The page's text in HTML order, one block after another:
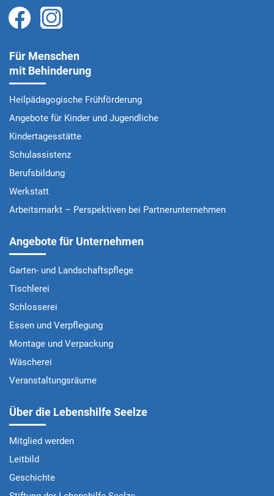
Für Menschen
mit Behinderung
Heilpädagogische Frühförderung
Angebote für Kinder und Jugendliche
Kindertagesstätte
Schulassistenz
Berufsbildung
Werkstatt
Arbeitsmarkt – Perspektiven bei Partnerunternehmen
Angebote für Unternehmen
Garten- und Landschaftspflege
Tischlerei
Schlosserei
Essen und Verpflegung
Montage und Verpackung
Wäscherei
Veranstaltungsräume
Über die Lebenshilfe Seelze
Mitglied werden
Leitbild
Geschichte